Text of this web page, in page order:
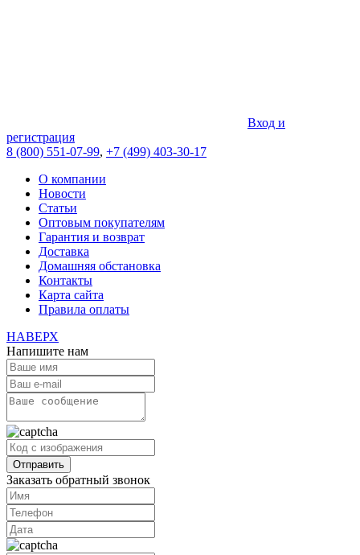
Вход и
регистрация
8 (800) 551-07-99, +7 (499) 403-30-17
О компании
Новости
Статьи
Оптовым покупателям
Гарантия и возврат
Доставка
Домашняя обстановка
Контакты
Карта сайта
Правила оплаты
НАВЕРХ
Напишите нам
Заказать обратный звонок